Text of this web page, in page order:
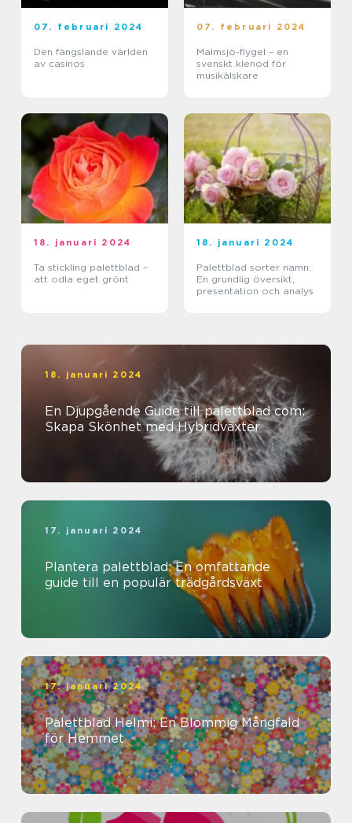
07. februari 2024
Den fängslande världen
av casinos
07. februari 2024
Malmsjö-flygel – en
svenskt klenod för
musikälskare
18. januari 2024
Ta stickling palettblad –
att odla eget grönt
18. januari 2024
Palettblad sorter namn:
En grundlig översikt,
presentation och analys
18. januari 2024
En Djupgående Guide till palettblad com:
Skapa Skönhet med Hybridväxter
17. januari 2024
Plantera palettblad: En omfattande
guide till en populär trädgårdsväxt
17. januari 2024
Palettblad Helmi: En Blommig Mångfald
för Hemmet